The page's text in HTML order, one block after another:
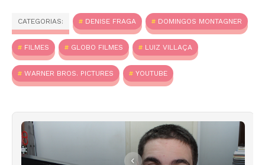
CATEGORIAS: DENISE FRAGA DOMINGOS MONTAGNER
FILMES GLOBO FILMES LUIZ VILLAÇA
WARNER BROS. PICTURES YOUTUBE